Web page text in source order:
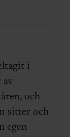
i
av
och
sitter och
egen